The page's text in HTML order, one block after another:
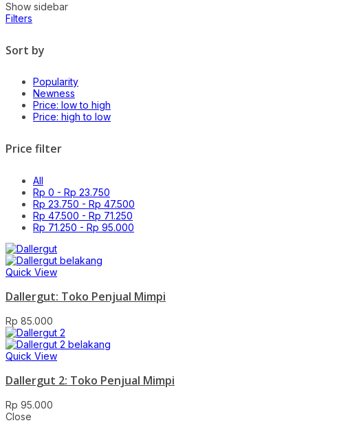
Show sidebar
Filters
Sort by
Popularity
Newness
Price: low to high
Price: high to low
Price filter
All
Rp 0 - Rp 23.750
Rp 23.750 - Rp 47.500
Rp 47.500 - Rp 71.250
Rp 71.250 - Rp 95.000
Quick View
Dallergut: Toko Penjual Mimpi
Rp 85.000
Quick View
Dallergut 2: Toko Penjual Mimpi
Rp 95.000
Close